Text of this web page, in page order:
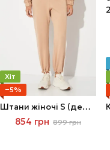
Хіт
−5%
Штани жіночі S (демісезон) Бежевий
854 грн 899 грн